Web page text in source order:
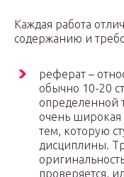
Каждая работа
содержанию и
реферат –
обычно 10-20
определенной
очень широкая
тем, которую
дисциплины.
проверяется,